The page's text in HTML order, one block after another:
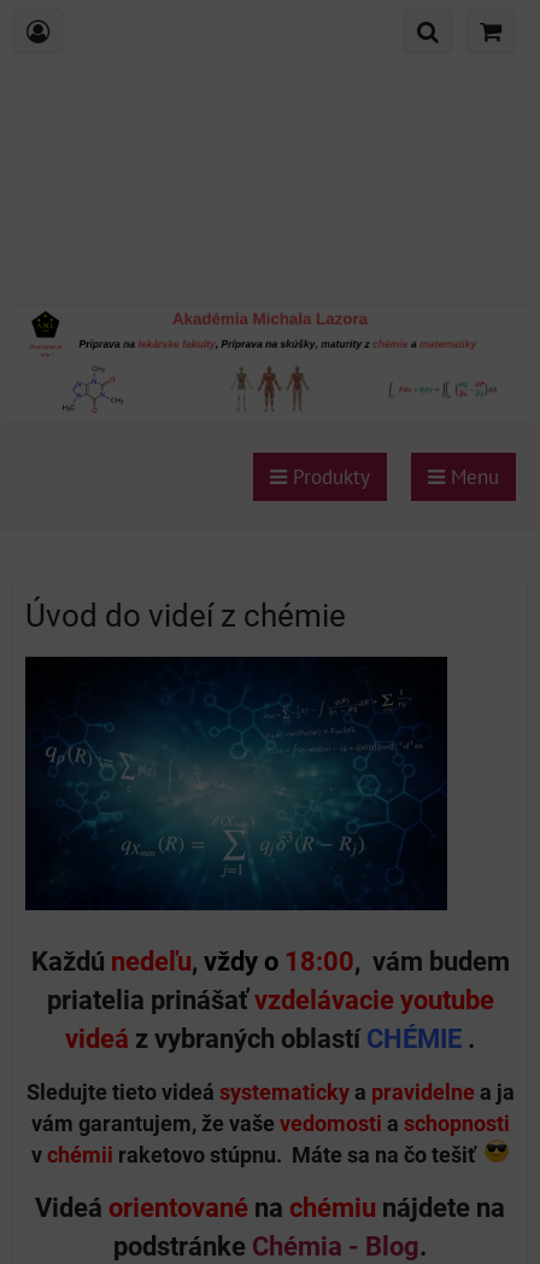
Produkty Menu
Úvod do videí z chémie
Každú nedeľu, vždy o18:00, vám budem
priatelia prinášaťvzdelávacie youtube
videá z vybraných oblastí CHÉMIE .
Sledujte tieto videá systematickya pravidelne a ja
vám garantujem, že vaše vedomosti a schopnosti
vchémii raketovo stúpnu. Máte sa na čo tešiť
Videá orientované na chémiu nájdete na
podstránke Chémia - Blog.